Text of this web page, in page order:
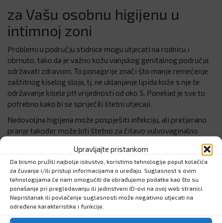
Upravljajte pristankom
Da bismo pružili najbolje iskustvo, koristimo tehnologije poput kolačića
za čuvanje i/ili pristup informacijama o uređaju. Suglasnost s ovim
tehnologijama će nam omogućiti da obrađujemo podatke kao što su
ponašanje pri pregledavanju ili jedinstveni ID-ovi na ovoj web stranici.
Nepristanak ili povlačenje suglasnosti može negativno utjecati na
određene karakteristike i funkcije.
za Vašu osobnu higijenu u
intimnoj zoni
Problemi u području stidnice mogu utjecati na rodnicu i
obrnuto, tako da je važno kožu vanjskog genitalnog područja
održavati zdravom. To ponajprije znači što manje remećenje
zaštitnog kiselog sloja, tj. ne uklanjanje lipida kože s nje te
održavanje kisele pH vrijednosti od oko 5. Ponekad je sve to
potrebno kako bi se spriječili štetni utjecaji.
Nedovoljna higijena može pospješiti infekciju, ali pretjerano
pranje također može biti štetno za čitavo vulvovaginalno
Vagisan® losion za intimnu njegu posebno je blag losion za
pranje vanjskog genitalnog područja. Njegovom primjenom
održava se prirodni zaštitni kiseli sloj, a dodatak ekstrakta
kamilice umiruje kožu. Uporaba Vagisan® losiona za intimnu
njegu stoga pomaže u sprečavanju nadraženosti kože i